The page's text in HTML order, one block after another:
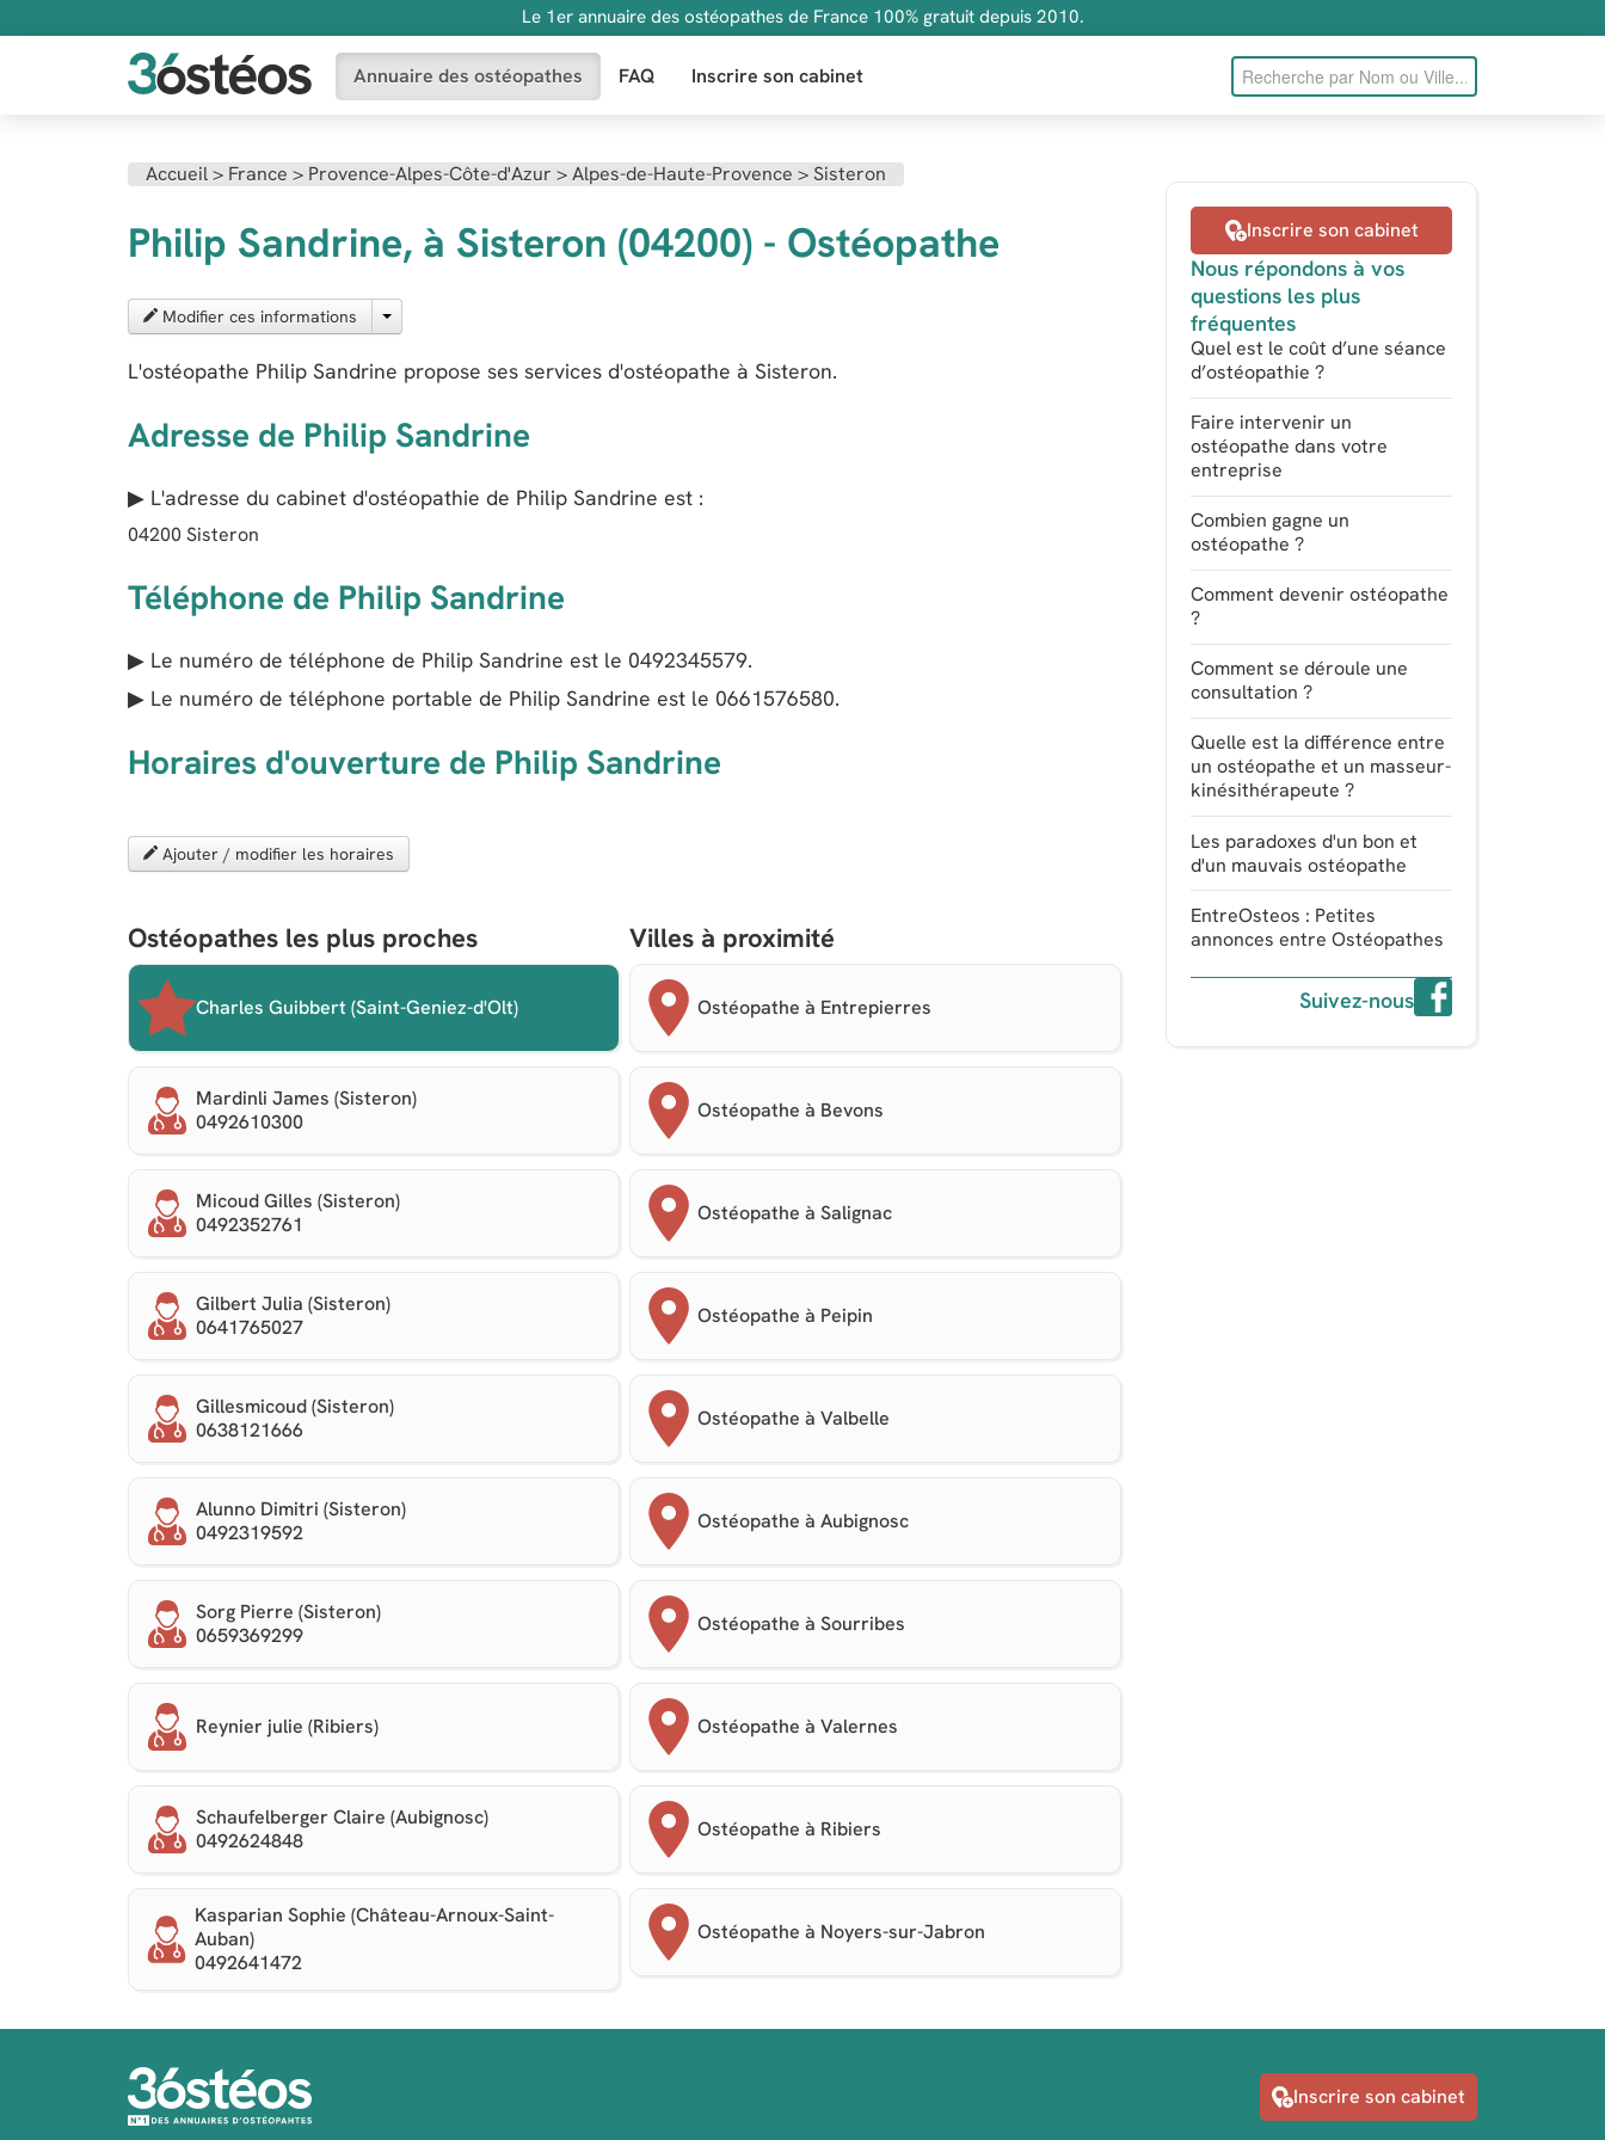
Le 1er annuaire des ostéopathes de France 100% gratuit depuis 2010.
Annuaire des ostéopathes FAQ Inscrire son cabinet
Accueil> France > Provence-Alpes-Côte-d'Azur >Alpes-de-Haute-Provence >Sisteron
Philip Sandrine, à Sisteron (04200) - Ostéopathe
Modifier ces informations
L'ostéopathe Philip Sandrine propose ses services d'ostéopathe à Sisteron.
Adresse de Philip Sandrine
▶ L'adresse du cabinet d'ostéopathie de Philip Sandrine est :
04200 Sisteron
Téléphone de Philip Sandrine
▶ Le numéro de téléphone de Philip Sandrine est le 0492345579.
▶ Le numéro de téléphone portable de Philip Sandrine est le 0661576580.
Horaires d'ouverture de Philip Sandrine
Ajouter / modifier les horaires
Ostéopathes les plus proches
Charles Guibbert (Saint-Geniez-d'Olt)
Mardinli James (Sisteron)
0492610300
Micoud Gilles (Sisteron)
0492352761
Gilbert Julia (Sisteron)
0641765027
Gillesmicoud (Sisteron)
0638121666
Alunno Dimitri (Sisteron)
0492319592
Sorg Pierre (Sisteron)
0659369299
Reynier julie (Ribiers)
Schaufelberger Claire (Aubignosc)
0492624848
Kasparian Sophie (Château-Arnoux-Saint-
Auban)
0492641472
Villes à proximité
Ostéopathe à Entrepierres
Ostéopathe à Bevons
Ostéopathe à Salignac
Ostéopathe à Peipin
Ostéopathe à Valbelle
Ostéopathe à Aubignosc
Ostéopathe à Sourribes
Ostéopathe à Valernes
Ostéopathe à Ribiers
Ostéopathe à Noyers-sur-Jabron
Inscrire son cabinet
Nous répondons à vos
questions les plus
fréquentes
Quel est le coût d’une séance
d’ostéopathie ?
Faire intervenir un
ostéopathe dans votre
entreprise
Combien gagne un
ostéopathe ?
Comment devenir ostéopathe
?
Comment se déroule une
consultation ?
Quelle est la différence entre
un ostéopathe et un masseur-
kinésithérapeute ?
Les paradoxes d'un bon et
d'un mauvais ostéopathe
EntreOsteos : Petites
annonces entre Ostéopathes
Suivez-nous
Inscrire son cabinet